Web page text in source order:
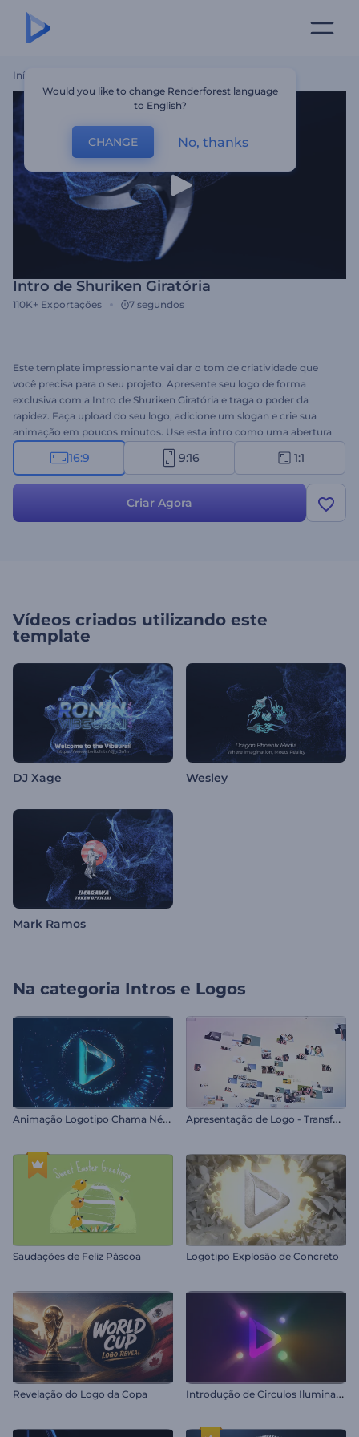
Início
Intro de Shuriken Giratória
110K+ Exportações 7 segundos
Este template impressionante vai dar o tom de criatividade que
você precisa para o seu projeto. Apresente seu logo de forma
exclusiva com a Intro de Shuriken Giratória e traga o poder da
rapidez. Faça upload do seu logo, adicione um slogan e crie sua
animação em poucos minutos. Use esta intro como uma abertura
para sua empresa ou apresentação corporativa, promoções,
projetos de marca e muito mais projetos. Experimente agora!
16:9 9:16 1:1
Criar Agora
Vídeos criados utilizando este
template
DJ Xage Wesley
Mark Ramos
Na categoria Intros e Logos
A
nimação Logotipo Chama Néon A
presentação de Logo - Transformação de Imagem
Saudações de Feliz Páscoa Logotipo Explosão de Concreto
Revelação do Logo da Copa I
ntrodução de Circulos Iluminados
Would you like to change Renderforest language
to English?
CHANGE No, thanks